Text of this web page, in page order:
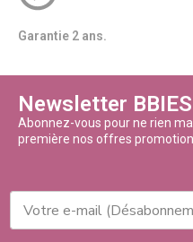
Garantie 2 ans.
Newsletter BBIES
Abonnez-vous pour ne rien
première nos offres